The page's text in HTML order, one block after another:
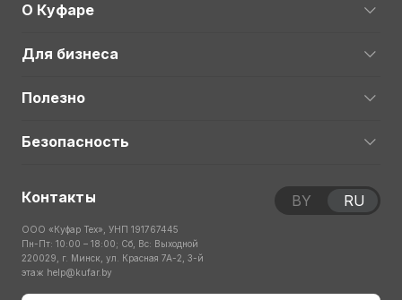
О Куфаре
Для бизнеса
Полезно
Безопасность
Контакты
ООО «Куфар Тех», УНП 191767445
Пн-Пт: 10:00 – 18:00; Сб, Вс: Выходной
220029, г. Минск, ул. Красная 7А-2, 3-й
этаж help@kufar.by
BY RU